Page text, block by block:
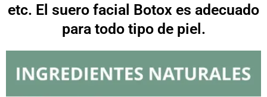
etc. El suero facial Botox es adecuado
para todo tipo de piel.